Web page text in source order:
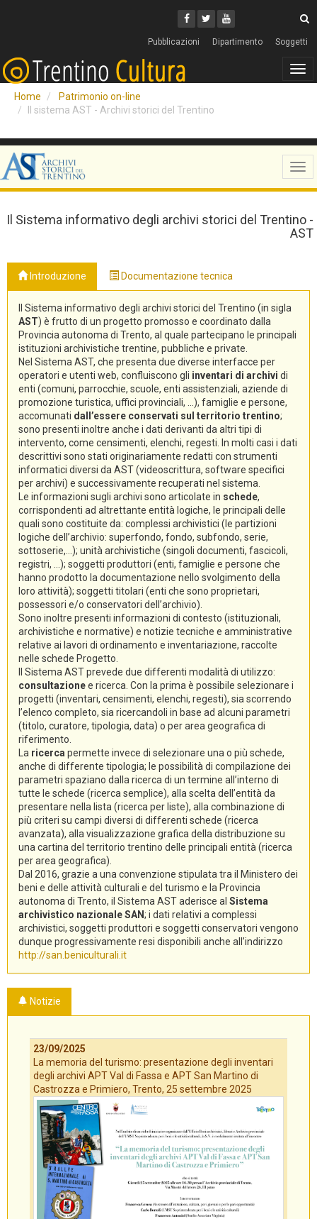
Facebook
Twitter
Youtube
Pubblicazioni Dipartimento Soggetti
Home
Patrimonio on-line
Il sistema AST - Archivi storici del Trentino
Il Sistema informativo degli archivi storici del Trentino -
AST
Introduzione Documentazione tecnica
Il Sistema informativo degli archivi storici del Trentino (in sigla
AST) è frutto di un progetto promosso e coordinato dalla
Provincia autonoma di Trento, al quale partecipano le principali
istituzioni archivistiche trentine, pubbliche e private.
Nel Sistema AST, che presenta due diverse interfacce per
operatori e utenti web, confluiscono gli inventari di archivi di
enti (comuni, parrocchie, scuole, enti assistenziali, aziende di
promozione turistica, uffici provinciali, ...), famiglie e persone,
accomunati dall’essere conservati sul territorio trentino;
sono presenti inoltre anche i dati derivanti da altri tipi di
intervento, come censimenti, elenchi, regesti. In molti casi i dati
descrittivi sono stati originariamente redatti con strumenti
informatici diversi da AST (videoscrittura, software specifici
per archivi) e successivamente recuperati nel sistema.
Le informazioni sugli archivi sono articolate in schede,
corrispondenti ad altrettante entità logiche, le principali delle
quali sono costituite da: complessi archivistici (le partizioni
logiche dell’archivio: superfondo, fondo, subfondo, serie,
sottoserie,...); unità archivistiche (singoli documenti, fascicoli,
registri, ...); soggetti produttori (enti, famiglie e persone che
hanno prodotto la documentazione nello svolgimento della
loro attività); soggetti titolari (enti che sono proprietari,
possessori e/o conservatori dell’archivio).
Sono inoltre presenti informazioni di contesto (istituzionali,
archivistiche e normative) e notizie tecniche e amministrative
relative ai lavori di ordinamento e inventariazione, raccolte
nelle schede Progetto.
Il Sistema AST prevede due differenti modalità di utilizzo:
consultazionee ricerca. Con la prima è possibile selezionare i
progetti (inventari, censimenti, elenchi, regesti), sia scorrendo
l’elenco completo, sia ricercandoli in base ad alcuni parametri
(titolo, curatore, tipologia, data) o per area geografica di
riferimento.
La ricerca permette invece di selezionare una o più schede,
anche di differente tipologia; le possibilità di compilazione dei
parametri spaziano dalla ricerca di un termine all’interno di
tutte le schede (ricerca semplice), alla scelta dell’entità da
presentare nella lista (ricerca per liste), alla combinazione di
più criteri su campi diversi di differenti schede (ricerca
avanzata), alla visualizzazione grafica della distribuzione su
una cartina del territorio trentino delle principali entità (ricerca
per area geografica).
Dal 2016, grazie a una convenzione stipulata tra il Ministero dei
beni e delle attività culturali e del turismo e la Provincia
autonoma di Trento, il Sistema AST aderisce al Sistema
archivistico nazionale SAN; i dati relativi a complessi
archivistici, soggetti produttori e soggetti conservatori vengono
dunque progressivamente resi disponibili anche all’indirizzo
http://san.beniculturali.it
Notizie
23/09/2025
La memoria del turismo: presentazione degli inventari
degli archivi APT Val di Fassa e APT San Martino di
Castrozza e Primiero, Trento, 25 settembre 2025